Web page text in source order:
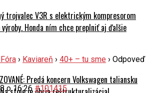
trojvalec V3R s elektrickým kompresorom
Honda ním chce preplniť aj ďalšie
Predá koncern Volkswagen taliansku
› Kaviareň › 40+ – tu sme › Odpoveď
o 16:26 #101415